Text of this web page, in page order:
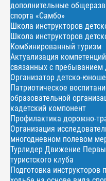
дополнительные
спорта «Самбо»
Школа инструкторов
Школа инструкторов
Комбинированный туризм
Актуализация
связанных с пребыванием
Организатор детско-
Патриотическое
образовательной
кадетский компонент
Профилактика дорожно-
Организация
многодневном полевом
Турлидер Движение
туристского клуба
Подготовка инструкторов